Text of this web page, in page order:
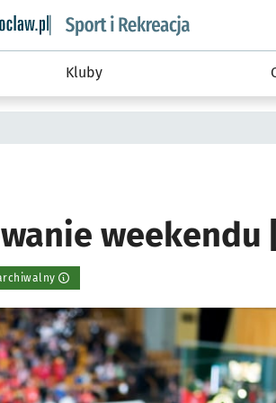
informacyjny wroclaw.pl podserwis: Sport
Kluby
weekendu